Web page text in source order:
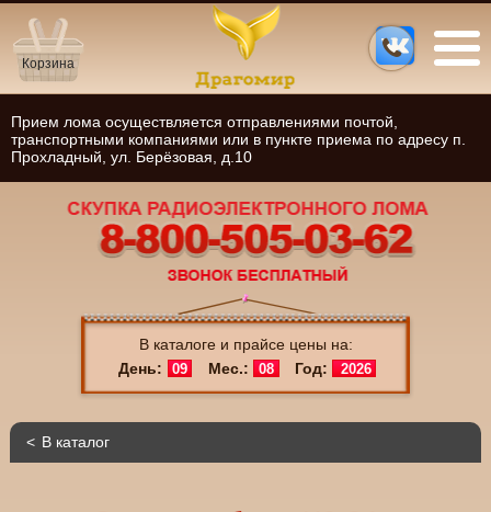
В каталоге и прайсе цены на:
День:
09 Мес.: 08 Год: 2026
Корзина
Прием лома осуществляется отправлениями почтой,
транспортными компаниями или в пункте приема по адресу п.
Прохладный, ул. Берёзовая, д.10
В каталог